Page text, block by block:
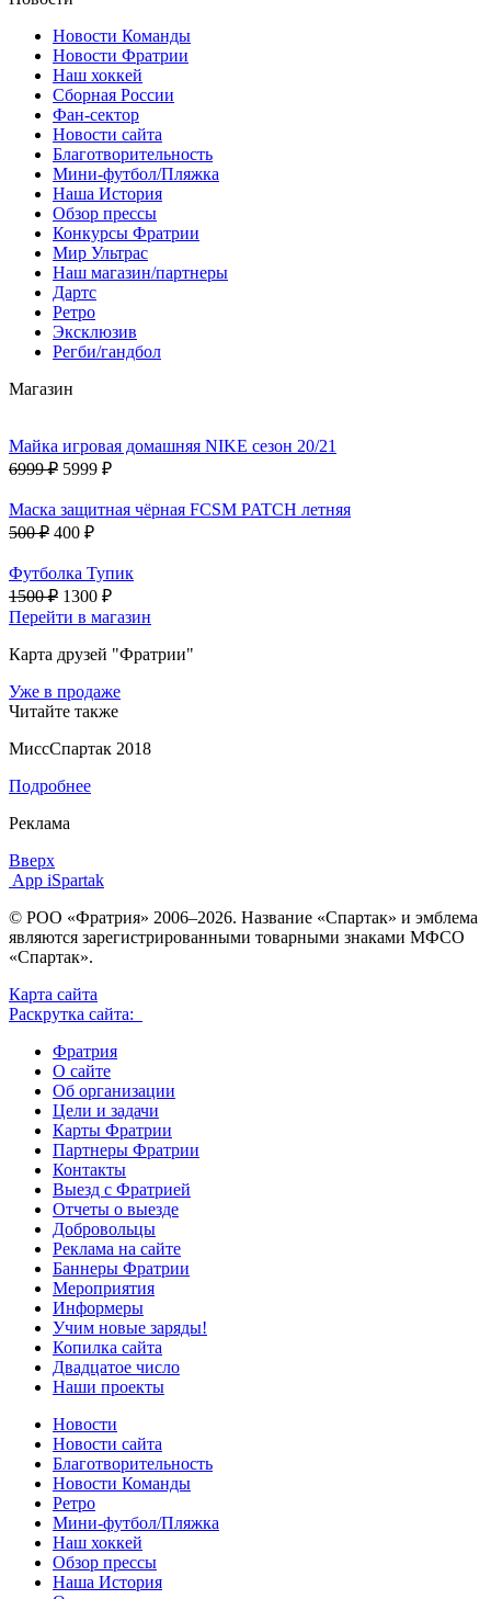
Новости Команды
Новости Фратрии
Наш хоккей
Сборная России
Фан-cектор
Новости сайта
Благотворительность
Мини-футбол/Пляжка
Наша История
Обзор прессы
Конкурсы Фратрии
Мир Ультрас
Наш магазин/партнеры
Дартс
Ретро
Эксклюзив
Регби/гандбол
Магазин
Майка игровая домашняя NIKE сезон 20/21
6999 ₽ 5999 ₽
Маска защитная чёрная FCSM PATCH летняя
500 ₽ 400 ₽
Футболка Тупик
1500 ₽ 1300 ₽
Перейти в магазин
Карта друзей "Фратрии"
Уже в продаже
Читайте также
МиссСпартак 2018
Подробнее
Реклама
Вверх
App iSpartak
© РОО «Фратрия» 2006–2026. Название «Спартак» и эмблема
являются зарегистрированными товарными знаками МФСО
«Спартак».
Карта сайта
Раскрутка сайта:
Фратрия
О сайте
Об организации
Цели и задачи
Карты Фратрии
Партнеры Фратрии
Контакты
Выезд с Фратрией
Отчеты о выезде
Добровольцы
Реклама на сайте
Баннеры Фратрии
Мероприятия
Информеры
Учим новые заряды!
Копилка сайта
Двадцатое число
Наши проекты
Новости
Новости сайта
Благотворительность
Новости Команды
Ретро
Мини-футбол/Пляжка
Наш хоккей
Обзор прессы
Наша История